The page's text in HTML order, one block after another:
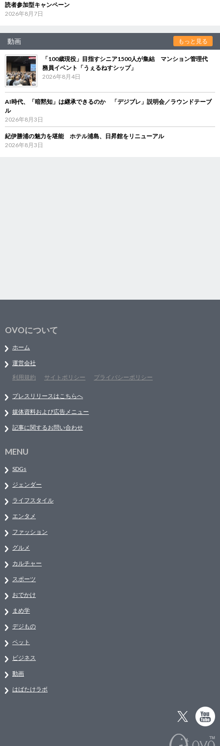
読者参加型キャンペーン
2026年8月7日
動画 もっと見る
「100歳現役」目指すシニア1500人が集結 マンション管理代
務員イベント「うぇるねすシップ」
2026年8月4日
AI時代、「暗黙知」は継承できるのか 「デジブレ」説明会／ラウンドテーブ
ル
2026年8月3日
紀伊勝浦の魅力を堪能 ホテル浦島、日昇館をリニューアル
2026年8月3日
OVOについて
ホーム
運営会社
利用規約
サイトポリシー プライバシーポリシー
プレスリリースはこちらへ
媒体資料および広告メニュー
記事に関するお問い合わせ
MENU
SDGs
ジェンダー
ライフスタイル
エンタメ
ファッション
グルメ
カルチャー
スポーツ
おでかけ
まめ学
デジもの
ペット
ビジネス
動画
はばたけラボ